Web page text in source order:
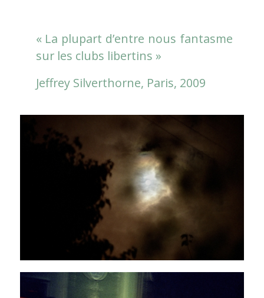
« La plupart d’entre nous fantasme
sur les clubs libertins »
Jeffrey Silverthorne, Paris, 2009